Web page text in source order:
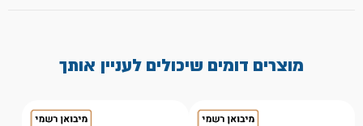
מוצרים דומים שיכולים לעניין אותך